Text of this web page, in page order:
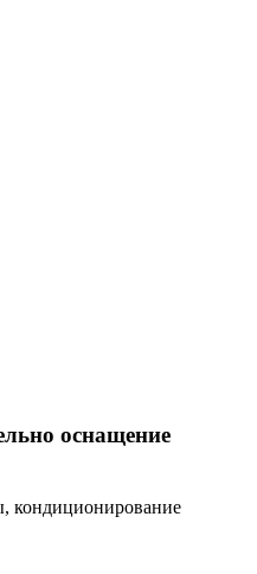
оснащение
кондиционирование